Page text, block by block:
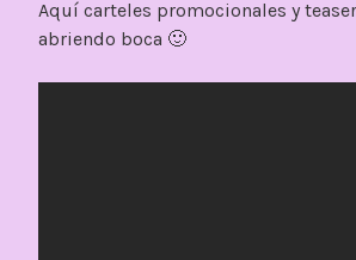
Aquí carteles promocionales y
abriendo boca 🙂